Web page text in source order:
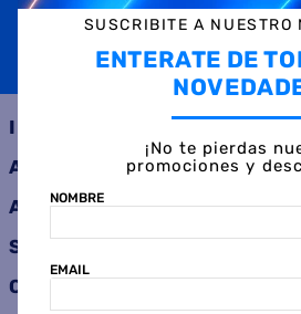
INSTITUCIONAL
AYUDA
ATENCIÓN AL CLIENTE
SERVICIOS
CONSUMIDOR
SUSCRIBITE A NUESTRO
ENTERATE DE
¡No te pierdas
promociones y
NOMBRE
EMAIL